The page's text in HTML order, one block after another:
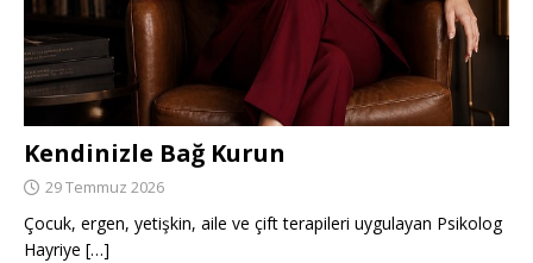
Kendinizle Bağ Kurun
29 Temmuz 2026
Çocuk, ergen, yetişkin, aile ve çift terapileri uygulayan Psikolog
Hayriye […]